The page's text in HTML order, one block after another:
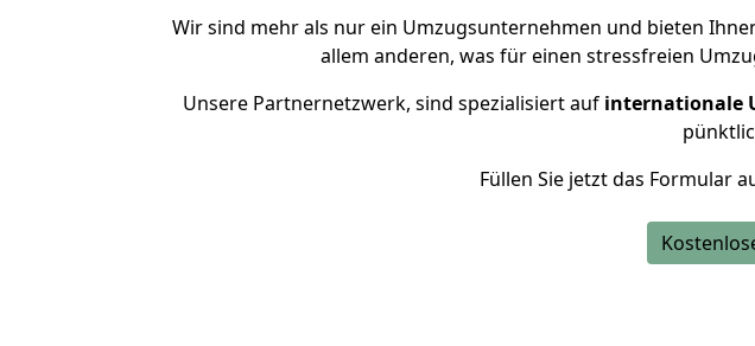
Wir sind mehr als nur ein Umzugsunternehmen und bieten
allem anderen, was für einen stressfreien
Unsere Partnernetzwerk, sind spezialisiert auf internationale
Füllen Sie jetzt das Formular